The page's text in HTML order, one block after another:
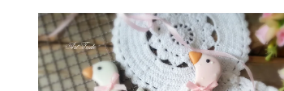
Doporučujeme